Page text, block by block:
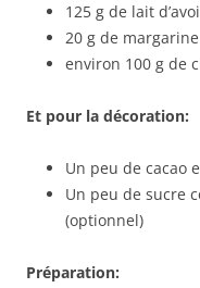
125 g de lait
20 g de
environ 100 g de
Et pour la décoration:
Un peu de cacao
Un peu de sucre
(optionnel)
Préparation: